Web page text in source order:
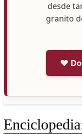
desde
granito
❤️
Enciclopedia